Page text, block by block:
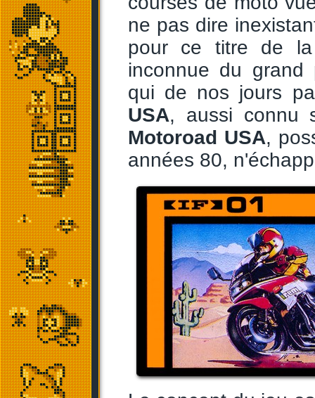
ne pas dire
pour ce titre de
inconnue du grand
qui de nos jours
USA, aussi
Motoroad USA,
années 80,